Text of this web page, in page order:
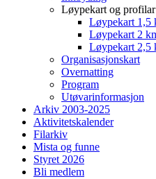
Løypekart og profilar
Løypekart 1,5
Løypekart 2
Løypekart 2,5
Organisasjonskart
Overnatting
Program
Utøvarinformasjon
Arkiv 2003-2025
Aktivitetskalender
Filarkiv
Mista og funne
Styret 2026
Bli medlem